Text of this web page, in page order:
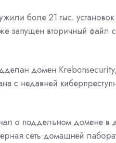
боле 21 тыс.
запущен вторичный
домен
с недавней
о поддельном домене в
сеть домашней